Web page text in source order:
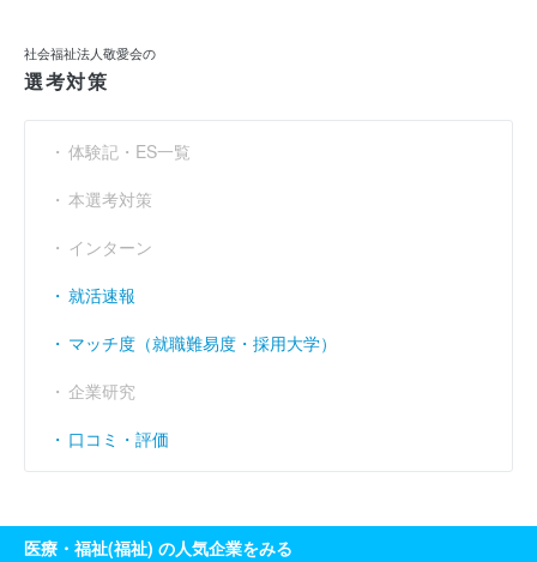
利益余剰金
売上伸び率
営業利益率 （％）
経常利益率 （％）
社会福祉法人敬愛会の
選考対策
体験記・ES一覧
本選考対策
インターン
就活速報
マッチ度（就職難易度・採用大学）
企業研究
口コミ・評価
医療・福祉(福祉) の人気企業をみる